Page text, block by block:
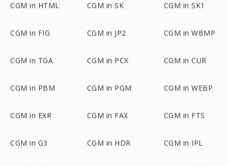
CGM in HTML CGM in SK CGM in SK1
CGM in FIG CGM in JP2 CGM in WBMP
CGM in TGA CGM in PCX CGM in CUR
CGM in PBM CGM in PGM CGM in WEBP
CGM in EXR CGM in FAX CGM in FTS
CGM in G3 CGM in HDR CGM in IPL